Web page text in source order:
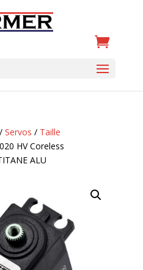
Servos / Taille
HV Coreless
ALU